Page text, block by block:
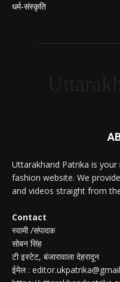
धर्म-संस्कृति
Uttarakhand Patrika is
fashion website. We
and videos straight from
Contact
स्वामी /संपादक
सोबन सिंह
टी इस्टेट, बंजारावाला देहरादून
ईमेल :